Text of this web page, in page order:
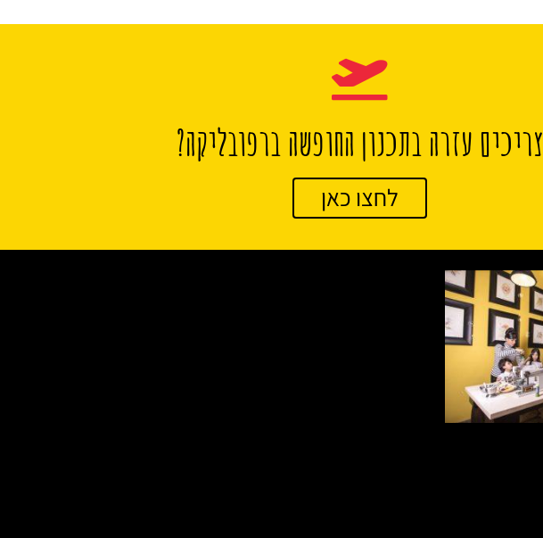
צריכים עזרה בתכנון החופשה ברפובליקה?
לחצו כאן